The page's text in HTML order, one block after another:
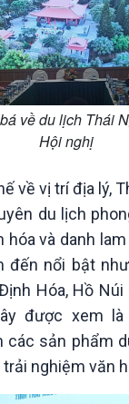
dân
Thế giới
Tin thế
Vấn
Hồ sơ
Thế
về du lịch Thái
Hội nghị
về vị trí địa lý,
du lịch
hóa và danh
đến nổi bật
Hóa, Hồ
được xem
các sản phẩm
nghiệm văn